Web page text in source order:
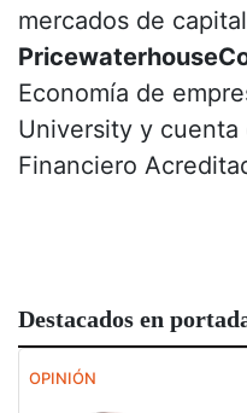
mercados de
Economía de
University y
Financiero
Destacados en
OPINIÓN